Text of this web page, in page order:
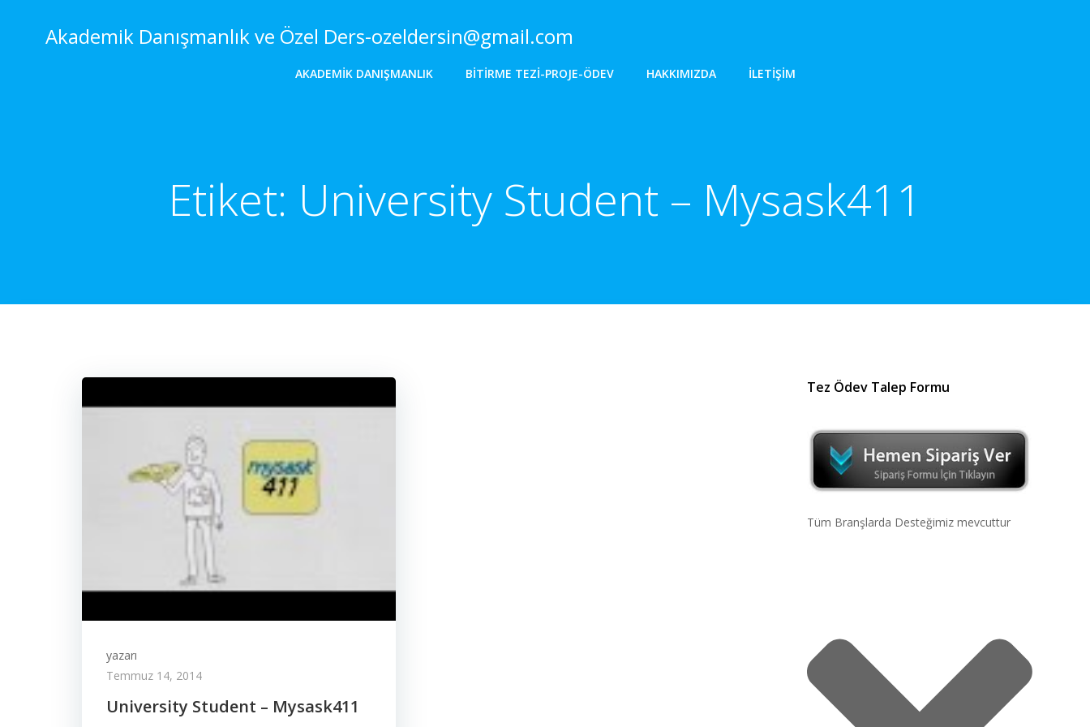
Akademik Danışmanlık ve Özel Ders-ozeldersin@gmail.com
AKADEMIK DANIŞMANLIK BITIRME TEZI-PROJE-ÖDEV HAKKIMIZDA İLETIŞIM
Etiket: University Student – Mysask411
yazarı
Temmuz 14, 2014
University Student – Mysask411
Tez Ödev Talep Formu
Tüm Branşlarda Desteğimiz mevcuttur